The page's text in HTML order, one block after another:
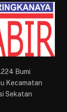
Bumi
Kecamatan
Sekatan